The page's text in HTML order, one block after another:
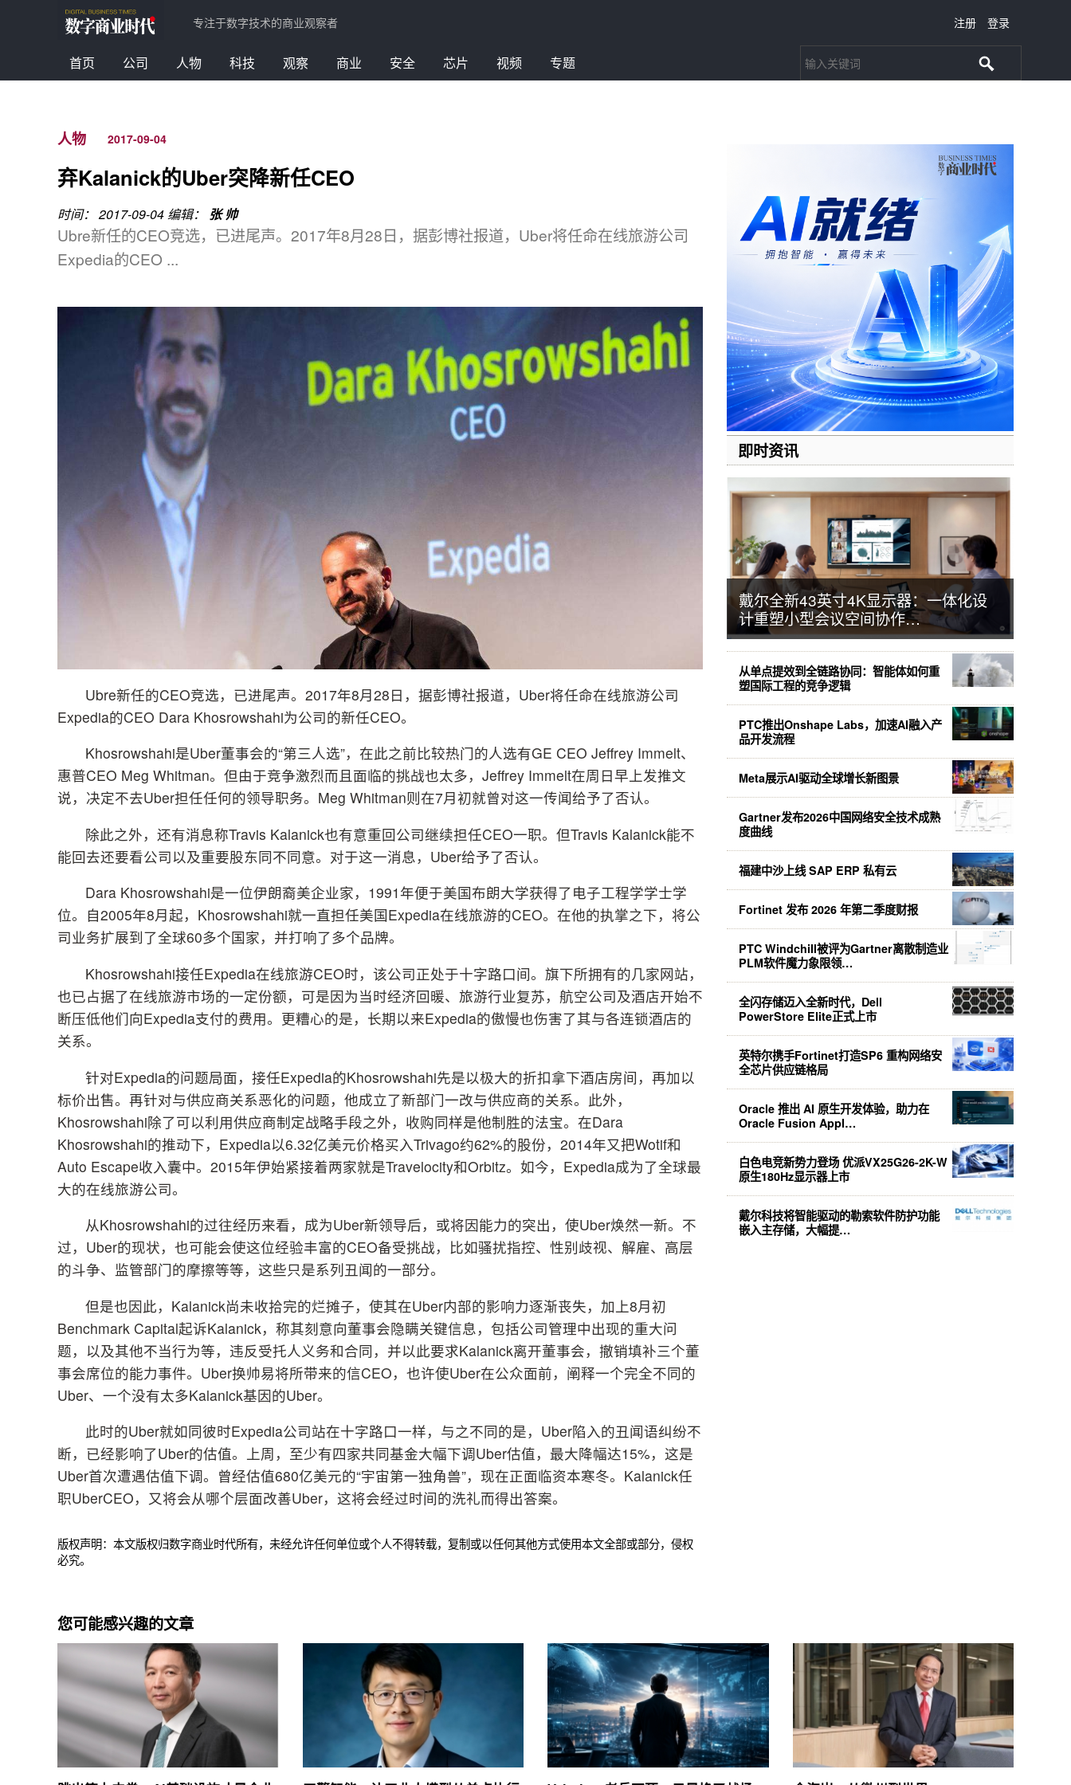
专注于数字技术的商业观察者 注册 登录
首页 公司 人物 科技 观察 商业 安全 芯片 视频 专题
人物 2017-09-04
弃Kalanick的Uber突降新任CEO
时间： 2017-09-04编辑： 张 帅
Ubre新任的CEO竞选，已进尾声。2017年8月28日，据彭博社报道，Uber将任命在线旅游公司
Expedia的CEO ...
Ubre新任的CEO竞选，已进尾声。2017年8月28日，据彭博社报道，Uber将任命在线旅游公司
Expedia的CEO Dara Khosrowshahi为公司的新任CEO。
Khosrowshahi是Uber董事会的“第三人选”，在此之前比较热门的人选有GE CEO Jeffrey Immelt、
惠普CEO Meg Whitman。但由于竞争激烈而且面临的挑战也太多，Jeffrey Immelt在周日早上发推文
说，决定不去Uber担任任何的领导职务。Meg Whitman则在7月初就曾对这一传闻给予了否认。
除此之外，还有消息称Travis Kalanick也有意重回公司继续担任CEO一职。但Travis Kalanick能不
能回去还要看公司以及重要股东同不同意。对于这一消息，Uber给予了否认。
Dara Khosrowshahi是一位伊朗裔美企业家，1991年便于美国布朗大学获得了电子工程学学士学
位。自2005年8月起，Khosrowshahi就一直担任美国Expedia在线旅游的CEO。在他的执掌之下，将公
司业务扩展到了全球60多个国家，并打响了多个品牌。
Khosrowshahi接任Expedia在线旅游CEO时，该公司正处于十字路口间。旗下所拥有的几家网站，
也已占据了在线旅游市场的一定份额，可是因为当时经济回暖、旅游行业复苏，航空公司及酒店开始不
断压低他们向Expedia支付的费用。更糟心的是，长期以来Expedia的傲慢也伤害了其与各连锁酒店的
关系。
针对Expedia的问题局面，接任Expedia的Khosrowshahi先是以极大的折扣拿下酒店房间，再加以
标价出售。再针对与供应商关系恶化的问题，他成立了新部门一改与供应商的关系。此外，
Khosrowshahi除了可以利用供应商制定战略手段之外，收购同样是他制胜的法宝。在Dara
Khosrowshahi的推动下，Expedia以6.32亿美元价格买入Trivago约62%的股份，2014年又把Wotif和
Auto Escape收入囊中。2015年伊始紧接着两家就是Travelocity和Orbitz。如今，Expedia成为了全球最
大的在线旅游公司。
从Khosrowshahi的过往经历来看，成为Uber新领导后，或将因能力的突出，使Uber焕然一新。不
过，Uber的现状，也可能会使这位经验丰富的CEO备受挑战，比如骚扰指控、性别歧视、解雇、高层
的斗争、监管部门的摩擦等等，这些只是系列丑闻的一部分。
但是也因此，Kalanick尚未收拾完的烂摊子，使其在Uber内部的影响力逐渐丧失，加上8月初
Benchmark Capital起诉Kalanick，称其刻意向董事会隐瞒关键信息，包括公司管理中出现的重大问
题，以及其他不当行为等，违反受托人义务和合同，并以此要求Kalanick离开董事会，撤销填补三个董
事会席位的能力事件。Uber换帅易将所带来的信CEO，也许使Uber在公众面前，阐释一个完全不同的
Uber、一个没有太多Kalanick基因的Uber。
此时的Uber就如同彼时Expedia公司站在十字路口一样，与之不同的是，Uber陷入的丑闻语纠纷不
断，已经影响了Uber的估值。上周，至少有四家共同基金大幅下调Uber估值，最大降幅达15%，这是
Uber首次遭遇估值下调。曾经估值680亿美元的“宇宙第一独角兽”，现在正面临资本寒冬。Kalanick任
职UberCEO，又将会从哪个层面改善Uber，这将会经过时间的洗礼而得出答案。
版权声明：本文版权归数字商业时代所有，未经允许任何单位或个人不得转载，复制或以任何其他方式使用本文全部或部分，侵权
必究。
即时资讯
戴尔全新43英寸4K显示器：一体化设
计重塑小型会议空间协作…
从单点提效到全链路协同：智能体如何重
塑国际工程的竞争逻辑
PTC推出Onshape Labs，加速AI融入产
品开发流程
Meta展示AI驱动全球增长新图景
Gartner发布2026中国网络安全技术成熟
度曲线
福建中沙上线 SAP ERP 私有云
Fortinet 发布 2026 年第二季度财报
PTC Windchill被评为Gartner离散制造业
PLM软件魔力象限领…
全闪存储迈入全新时代，Dell
PowerStore Elite正式上市
英特尔携手Fortinet打造SP6 重构网络安
全芯片供应链格局
Oracle 推出 AI 原生开发体验，助力在
Oracle Fusion Appl…
白色电竞新势力登场 优派VX25G26-2K-W
原生180Hz显示器上市
戴尔科技将智能驱动的勒索软件防护功能
嵌入主存储，大幅提…
您可能感兴趣的文章